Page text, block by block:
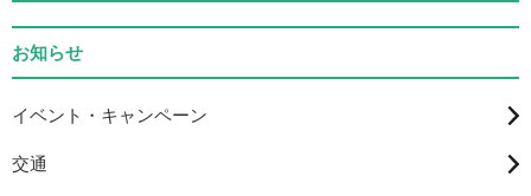
お知らせ
イベント・キャンペーン
交通